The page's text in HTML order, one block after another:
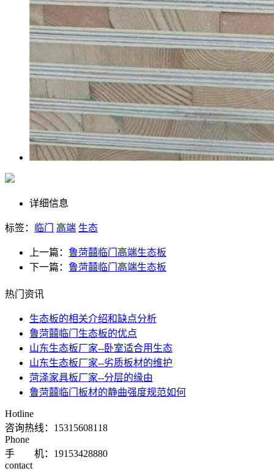
详细信息
标签： 临门 高端 生态
上一篇： 鲁菏囍临门高端生态板
下一篇： 鲁菏囍临门高端生态板
热门资讯
​生态板的相关介绍和缺点分析
鲁菏囍临门生态板的优点
山东生态板厂家--卧室适合用生态
山东生态板厂家--劣质板材的维护
菏泽家具板厂家--分层的缘由
鲁菏囍临门板材的静曲强度规范如何
Hotline
咨询热线： 15315608118
Phone
手 机：19153428880
contact